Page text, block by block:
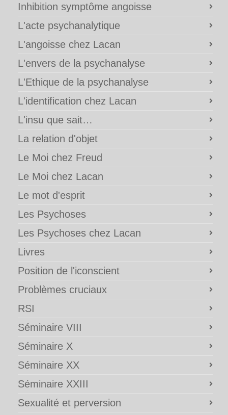
Inhibition symptôme angoisse
L'acte psychanalytique
L'angoisse chez Lacan
L'envers de la psychanalyse
L'Ethique de la psychanalyse
L'identification chez Lacan
L'insu que sait…
La relation d'objet
Le Moi chez Freud
Le Moi chez Lacan
Le mot d'esprit
Les Psychoses
Les Psychoses chez Lacan
Livres
Position de l'iconscient
Problèmes cruciaux
RSI
Séminaire VIII
Séminaire X
Séminaire XX
Séminaire XXIII
Sexualité et perversion